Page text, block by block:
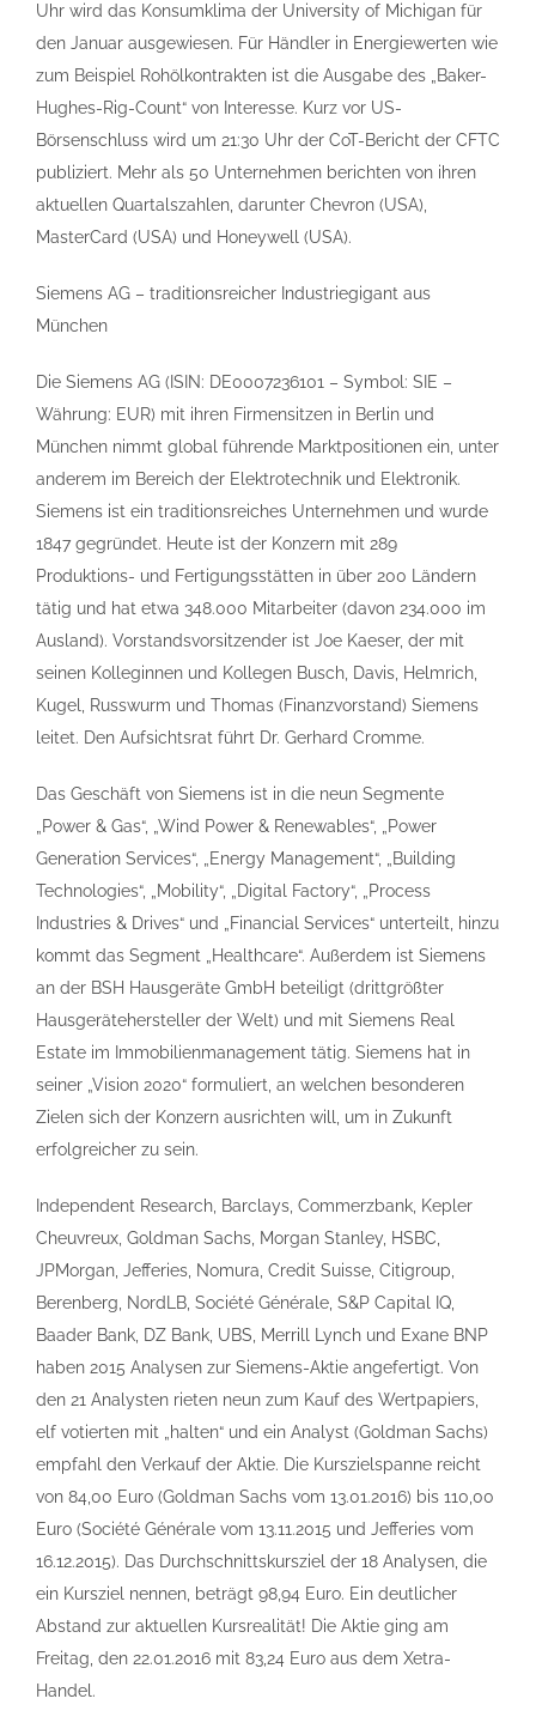
Uhr wird das Konsumklima der University of Michigan für
den Januar ausgewiesen. Für Händler in Energiewerten wie
zum Beispiel Rohölkontrakten ist die Ausgabe des „Baker-
Hughes-Rig-Count“ von Interesse. Kurz vor US-
Börsenschluss wird um 21:30 Uhr der CoT-Bericht der CFTC
publiziert. Mehr als 50 Unternehmen berichten von ihren
aktuellen Quartalszahlen, darunter Chevron (USA),
MasterCard (USA) und Honeywell (USA).
Siemens AG – traditionsreicher Industriegigant aus
München
Die Siemens AG (ISIN: DE0007236101 – Symbol: SIE –
Währung: EUR) mit ihren Firmensitzen in Berlin und
München nimmt global führende Marktpositionen ein, unter
anderem im Bereich der Elektrotechnik und Elektronik.
Siemens ist ein traditionsreiches Unternehmen und wurde
1847 gegründet. Heute ist der Konzern mit 289
Produktions- und Fertigungsstätten in über 200 Ländern
tätig und hat etwa 348.000 Mitarbeiter (davon 234.000 im
Ausland). Vorstandsvorsitzender ist Joe Kaeser, der mit
seinen Kolleginnen und Kollegen Busch, Davis, Helmrich,
Kugel, Russwurm und Thomas (Finanzvorstand) Siemens
leitet. Den Aufsichtsrat führt Dr. Gerhard Cromme.
Das Geschäft von Siemens ist in die neun Segmente
„Power & Gas“, „Wind Power & Renewables“, „Power
Generation Services“, „Energy Management“, „Building
Technologies“, „Mobility“, „Digital Factory“, „Process
Industries & Drives“ und „Financial Services“ unterteilt, hinzu
kommt das Segment „Healthcare“. Außerdem ist Siemens
an der BSH Hausgeräte GmbH beteiligt (drittgrößter
Hausgerätehersteller der Welt) und mit Siemens Real
Estate im Immobilienmanagement tätig. Siemens hat in
seiner „Vision 2020“ formuliert, an welchen besonderen
Zielen sich der Konzern ausrichten will, um in Zukunft
erfolgreicher zu sein.
Independent Research, Barclays, Commerzbank, Kepler
Cheuvreux, Goldman Sachs, Morgan Stanley, HSBC,
JPMorgan, Jefferies, Nomura, Credit Suisse, Citigroup,
Berenberg, NordLB, Société Générale, S&P Capital IQ,
Baader Bank, DZ Bank, UBS, Merrill Lynch und Exane BNP
haben 2015 Analysen zur Siemens-Aktie angefertigt. Von
den 21 Analysten rieten neun zum Kauf des Wertpapiers,
elf votierten mit „halten“ und ein Analyst (Goldman Sachs)
empfahl den Verkauf der Aktie. Die Kurszielspanne reicht
von 84,00 Euro (Goldman Sachs vom 13.01.2016) bis 110,00
Euro (Société Générale vom 13.11.2015 und Jefferies vom
16.12.2015). Das Durchschnittskursziel der 18 Analysen, die
ein Kursziel nennen, beträgt 98,94 Euro. Ein deutlicher
Abstand zur aktuellen Kursrealität! Die Aktie ging am
Freitag, den 22.01.2016 mit 83,24 Euro aus dem Xetra-
Handel.